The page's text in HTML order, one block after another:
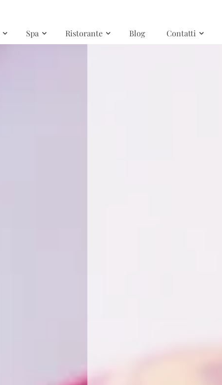
Spa Ristorante Blog Contatti